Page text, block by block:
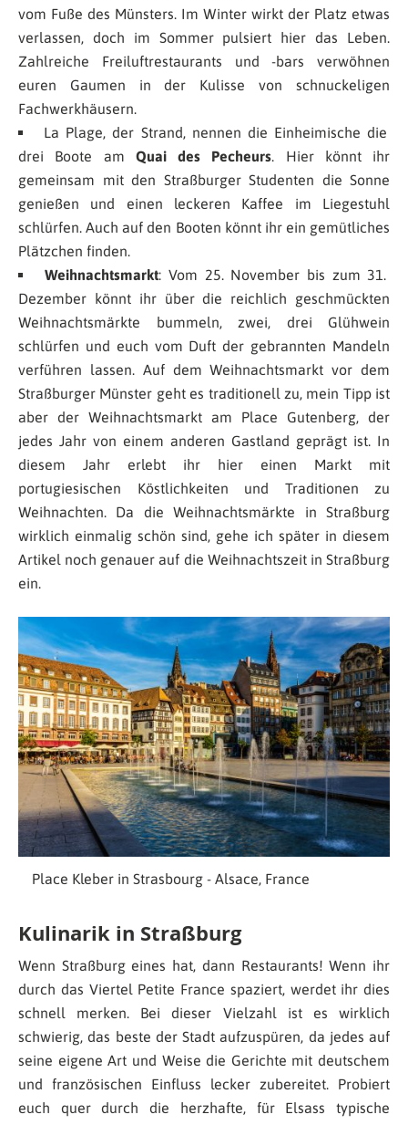
vom Fuße des Münsters. Im Winter wirkt der Platz etwas
verlassen, doch im Sommer pulsiert hier das Leben.
Zahlreiche Freiluftrestaurants und -bars verwöhnen
euren Gaumen in der Kulisse von schnuckeligen
Fachwerkhäusern.
La Plage, der Strand, nennen die Einheimische die
drei Boote am Quai des Pecheurs. Hier könnt ihr
gemeinsam mit den Straßburger Studenten die Sonne
genießen und einen leckeren Kaffee im Liegestuhl
schlürfen. Auch auf den Booten könnt ihr ein gemütliches
Plätzchen finden.
Weihnachtsmarkt: Vom 25. November bis zum 31.
Dezember könnt ihr über die reichlich geschmückten
Weihnachtsmärkte bummeln, zwei, drei Glühwein
schlürfen und euch vom Duft der gebrannten Mandeln
verführen lassen. Auf dem Weihnachtsmarkt vor dem
Straßburger Münster geht es traditionell zu, mein Tipp ist
aber der Weihnachtsmarkt am Place Gutenberg, der
jedes Jahr von einem anderen Gastland geprägt ist. In
diesem Jahr erlebt ihr hier einen Markt mit
portugiesischen Köstlichkeiten und Traditionen zu
Weihnachten. Da die Weihnachtsmärkte in Straßburg
wirklich einmalig schön sind, gehe ich später in diesem
Artikel noch genauer auf die Weihnachtszeit in Straßburg
ein.
Place Kleber in Strasbourg - Alsace, France
Kulinarik in Straßburg
Wenn Straßburg eines hat, dann Restaurants! Wenn ihr
durch das Viertel Petite France spaziert, werdet ihr dies
schnell merken. Bei dieser Vielzahl ist es wirklich
schwierig, das beste der Stadt aufzuspüren, da jedes auf
seine eigene Art und Weise die Gerichte mit deutschem
und französischen Einfluss lecker zubereitet. Probiert
euch quer durch die herzhafte, für Elsass typische